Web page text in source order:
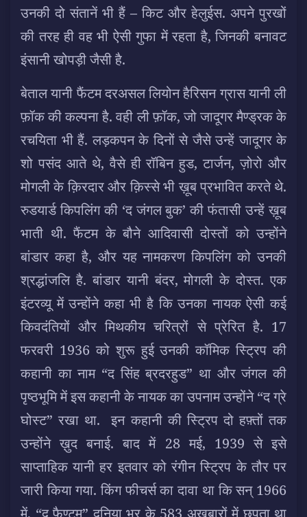
उनकी दो संतानें भी हैं – किट और हेलुईस. अपने पुरखों
की तरह ही वह भी ऐसी गुफा में रहता है, जिनकी बनावट
इंसानी खोपड़ी जैसी है.
बेताल यानी फैंटम दरअसल लियोन हैरिसन ग्रास यानी ली
फ़ॉक की कल्पना है. वही ली फ़ॉक, जो जादूगर मैण्ड्रक के
रचयिता भी हैं. लड़कपन के दिनों से जैसे उन्हें जादूगर के
शो पसंद आते थे, वैसे ही रॉबिन हुड, टार्जन, ज़ोरो और
मोगली के क़िरदार और क़िस्से भी ख़ूब प्रभावित करते थे.
रुडयार्ड किपलिंग की ‘द जंगल बुक’ की फंतासी उन्हें ख़ूब
भाती थी. फैंटम के बौने आदिवासी दोस्तों को उन्होंने
बांडार कहा है, और यह नामकरण किपलिंग को उनकी
श्रद्धांजलि है. बांडार यानी बंदर, मोगली के दोस्त. एक
इंटरव्यू में उन्होंने कहा भी है कि उनका नायक ऐसी कई
किवदंतियों और मिथकीय चरित्रों से प्रेरित है. 17
फरवरी 1936 को शुरू हुई उनकी कॉमिक स्ट्रिप की
कहानी का नाम “द सिंह ब्रदरहुड” था और जंगल की
पृष्ठभूमि में इस कहानी के नायक का उपनाम उन्होंने “द ग्रे
घोस्ट” रखा था. इन कहानी की स्ट्रिप दो हफ़्तों तक
उन्होंने ख़ुद बनाई. बाद में 28 मई, 1939 से इसे
साप्ताहिक यानी हर इतवार को रंगीन स्ट्रिप के तौर पर
जारी किया गया. किंग फीचर्स का दावा था कि सन् 1966